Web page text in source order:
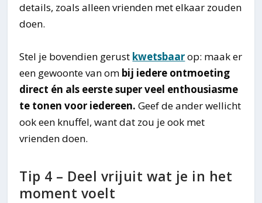
details, zoals alleen vrienden met elkaar zouden
doen.
Stel je bovendien gerust kwetsbaarop: maak er
een gewoonte van om bij iedere ontmoeting
direct én als eerste super veel enthousiasme
te tonen voor iedereen. Geef de ander wellicht
ook een knuffel, want dat zou je ook met
vrienden doen.
Tip 4 – Deel vrijuit wat je in het
moment voelt